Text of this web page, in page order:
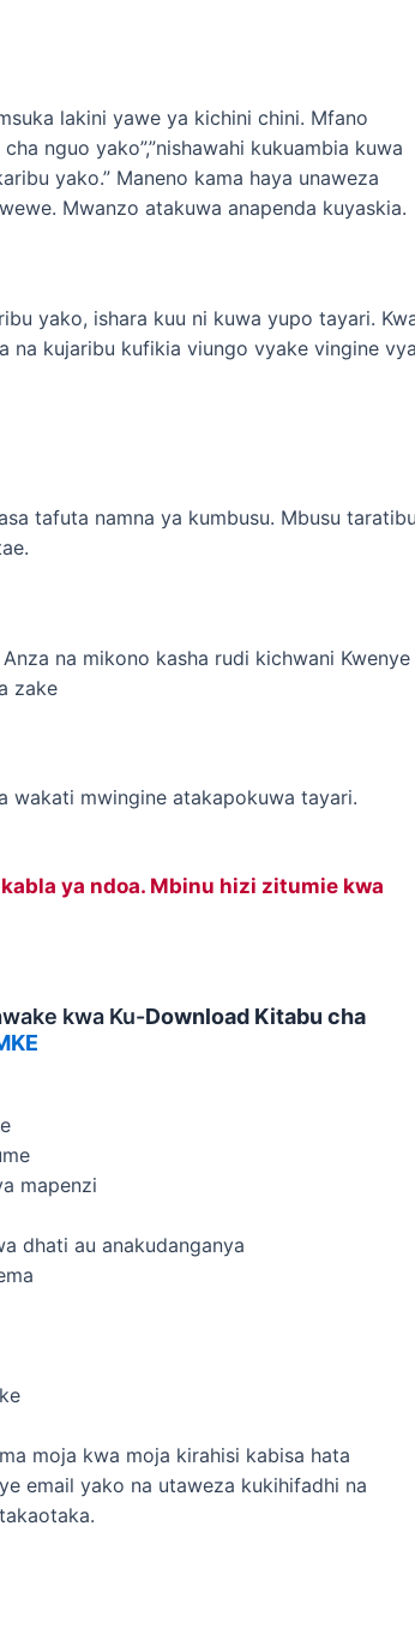
lakini yawe ya kichini chini. Mfano
nguo yako”,”nishawahi kukuambia kuwa
yako.” Maneno kama haya unaweza
Mwanzo atakuwa anapenda kuyaskia.
yako, ishara kuu ni kuwa yupo tayari.
na kujaribu kufikia viungo vyake vingine vya
tafuta namna ya kumbusu. Mbusu taratibu
na mikono kasha rudi kichwani Kwenye
zake
wakati mwingine atakapokuwa tayari.
ya ndoa. Mbinu hizi zitumie kwa
kwa Ku-Download Kitabu cha
mapenzi
dhati au anakudanganya
moja kwa moja kirahisi kabisa hata
email yako na utaweza kukihifadhi na